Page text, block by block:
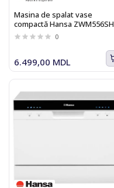
Masina de spalat vase
compactă Hansa ZWM556SH
0
6.499,00 MDL